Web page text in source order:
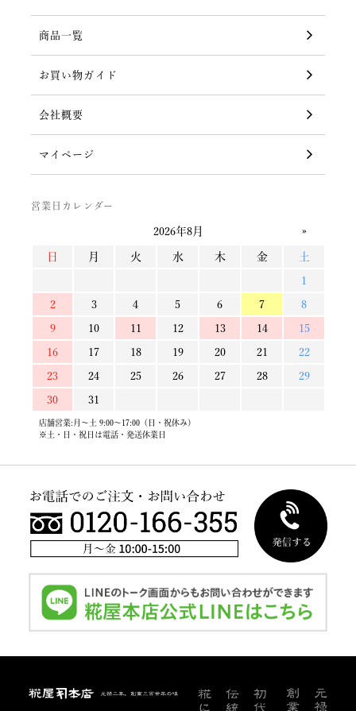
商品一覧
お買い物ガイド
会社概要
マイページ
営業日カレンダー